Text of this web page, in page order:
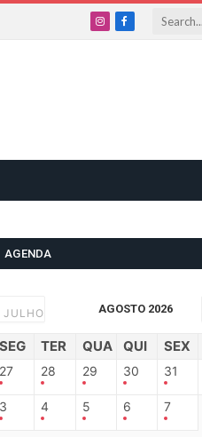
InstagramFacebook
AGENDA
JULHO AGOSTO 2026
SEG TER QUA QUI SEX
27 28 29 30 31
3 4 5 6 7